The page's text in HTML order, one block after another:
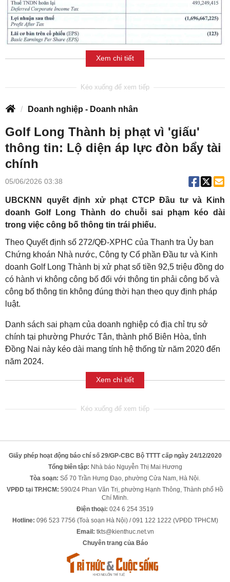
Xem chi tiết
Doanh nghiệp - Doanh nhân
Golf Long Thành bị phạt vì 'giấu'
thông tin: Lộ diện áp lực đòn bẩy tài
chính
05/06/2026 03:38
UBCKNN quyết định xử phạt CTCP Đầu tư và Kinh
doanh Golf Long Thành do chuỗi sai phạm kéo dài
trong việc công bố thông tin trái phiếu.
Theo Quyết định số 272/QĐ-XPHC của Thanh tra Ủy ban
Chứng khoán Nhà nước, Công ty Cổ phần Đầu tư và Kinh
doanh Golf Long Thành bị xử phạt số tiền 92,5 triệu đồng do
có hành vi không công bố đối với thông tin phải công bố và
công bố thông tin không đúng thời hạn theo quy định pháp
luật.
Danh sách sai phạm của doanh nghiệp có địa chỉ trụ sở
chính tại phường Phước Tân, thành phố Biên Hòa, tỉnh
Đồng Nai này kéo dài mang tính hệ thống từ năm 2020 đến
năm 2024.
Xem chi tiết
Giấy phép hoạt động báo chí số 29/GP-CBC Bộ TTTT cấp ngày 24/12/2020
Tổng biên tập: Nhà báo Nguyễn Thị Mai Hương
Tòa soạn: Số 70 Trần Hưng Đạo, phường Cửa Nam, Hà Nội.
VPĐD tại TP.HCM: 590/24 Phan Văn Trị, phường Hạnh Thông, Thành phố Hồ
Chí Minh.
Điện thoại: 024 6 254 3519
Hotline: 096 523 7756 (Toà soạn Hà Nội) / 091 122 1222 (VPĐD TPHCM)
Email: tkts@kienthuc.net.vn
Chuyên trang của Báo